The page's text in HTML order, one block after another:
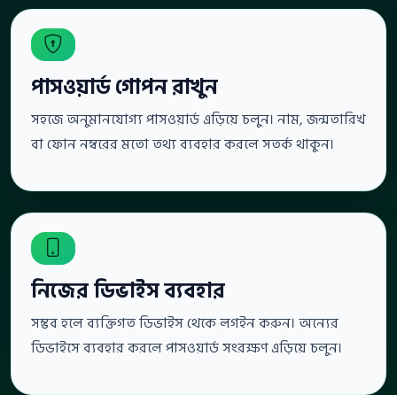
পাসওয়ার্ড গোপন রাখুন
সহজে অনুমানযোগ্য পাসওয়ার্ড এড়িয়ে চলুন। নাম, জন্মতারিখ
বা ফোন নম্বরের মতো তথ্য ব্যবহার করলে সতর্ক থাকুন।
নিজের ডিভাইস ব্যবহার
সম্ভব হলে ব্যক্তিগত ডিভাইস থেকে লগইন করুন। অন্যের
ডিভাইসে ব্যবহার করলে পাসওয়ার্ড সংরক্ষণ এড়িয়ে চলুন।